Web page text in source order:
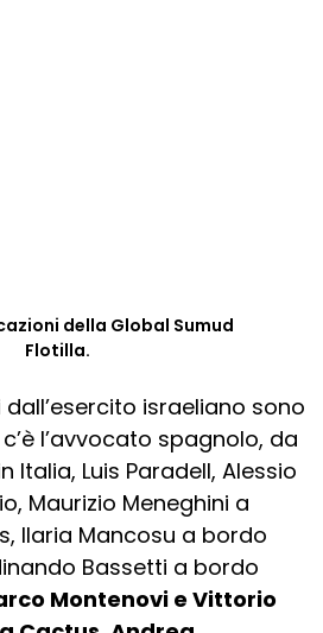
della Global Sumud
Flotilla.
israeliano sono
l’avvocato spagnolo, da
Italia, Luis Paradell, Alessio
Maurizio Meneghini a
Ilaria Mancosu a bordo
Bassetti a bordo
Montenovi e Vittorio